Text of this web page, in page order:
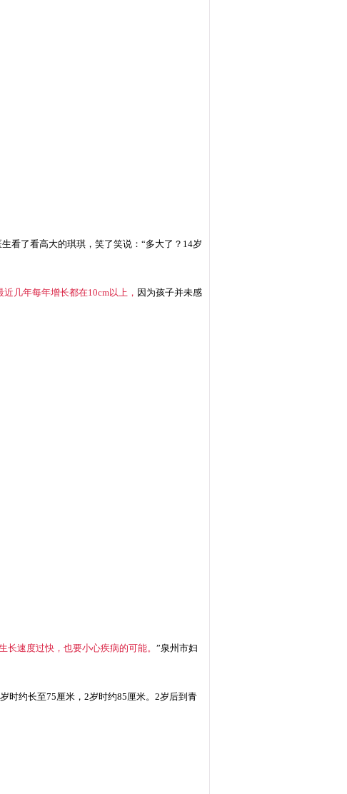
看了看高大的琪琪，笑了笑说：“多大了？14岁
几年每年增长都在10cm以上， 因为孩子并未感
长速度过快，也要小心疾病的可能。 ”泉州市妇
时约长至75厘米，2岁时约85厘米。2岁后到青